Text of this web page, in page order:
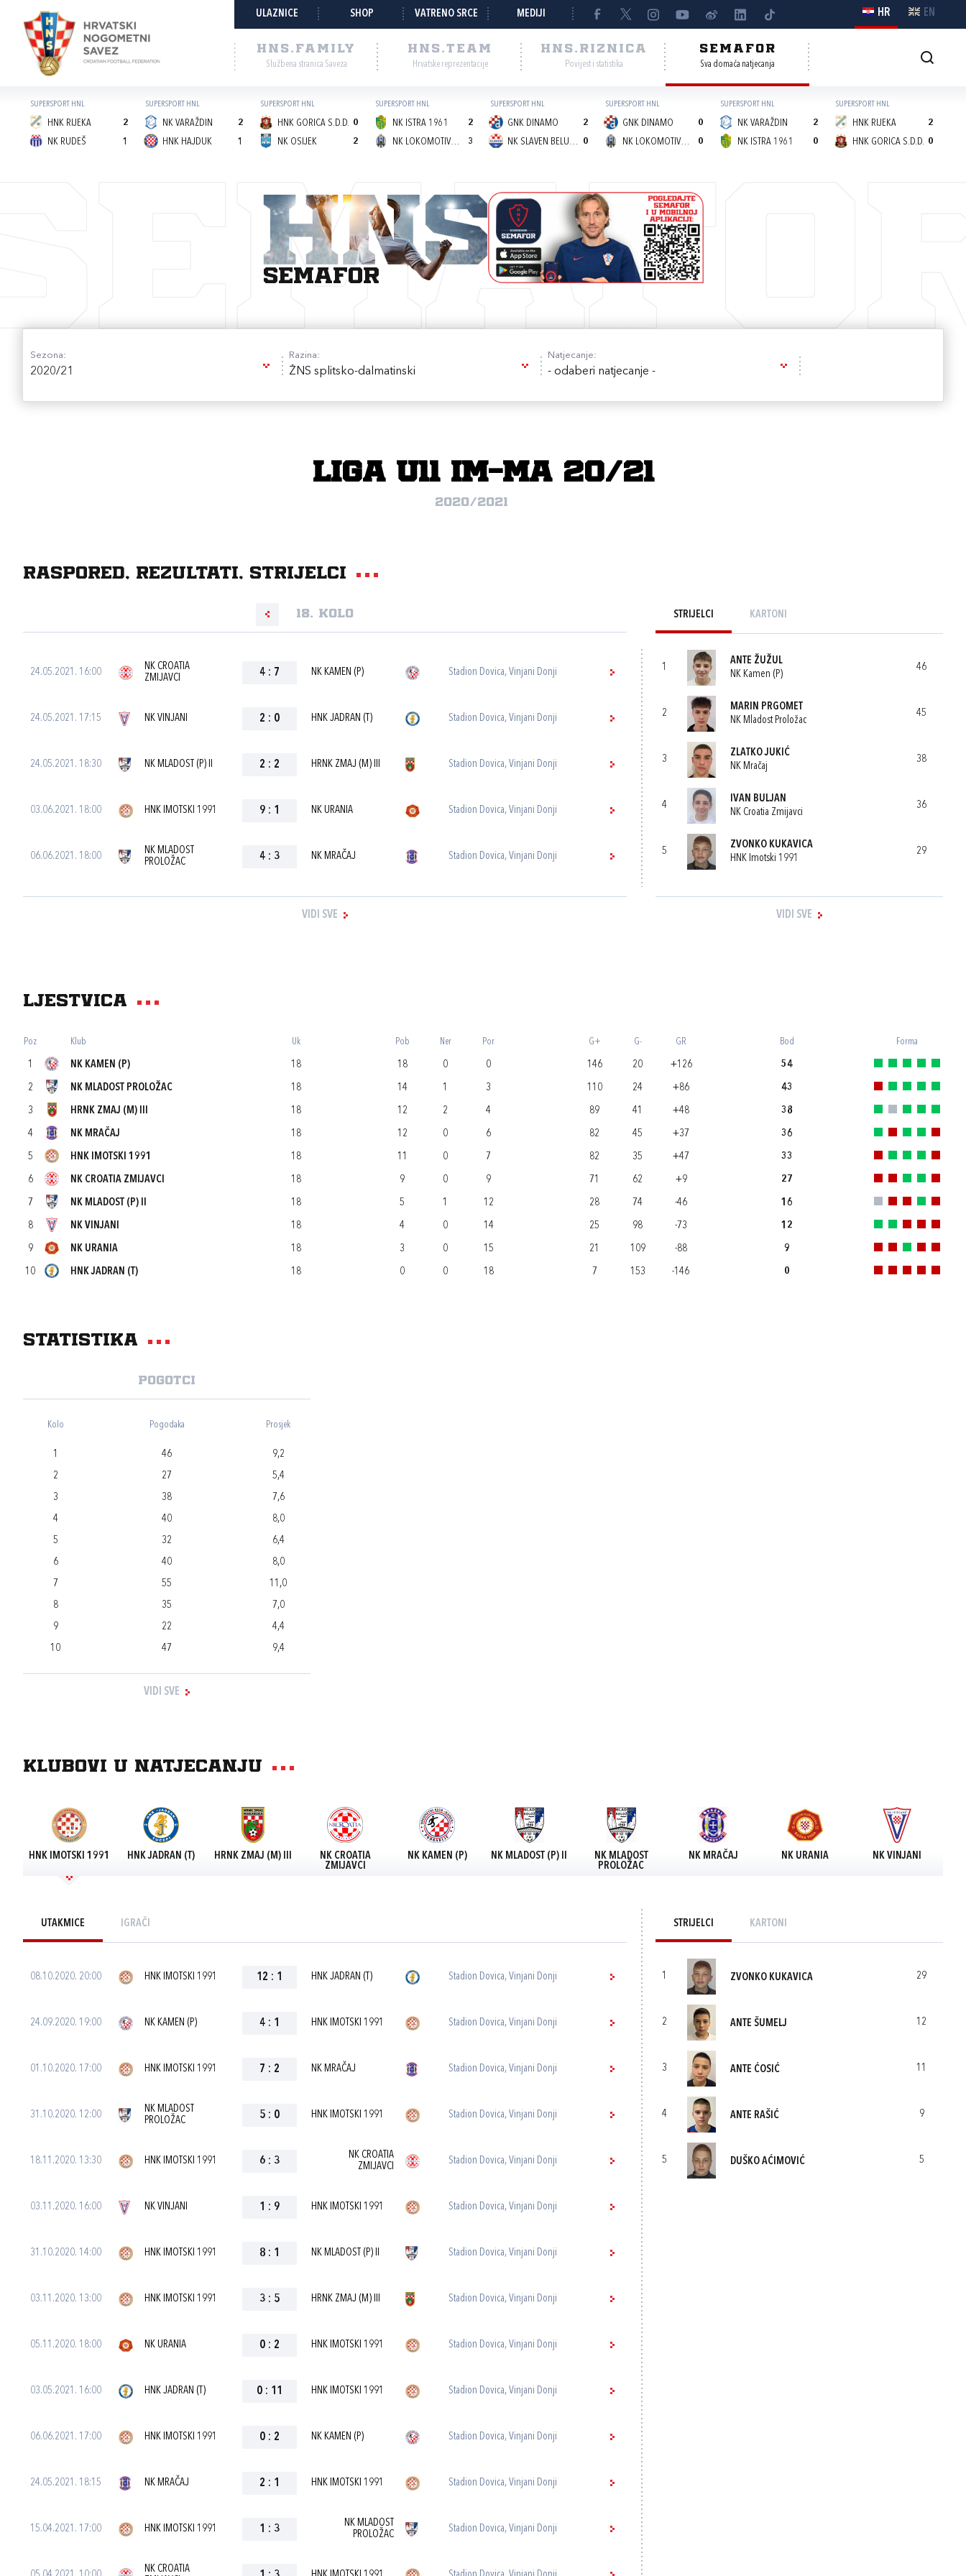
ULAZNICE SHOP VATRENO SRCE MEDIJI HR EN
HNS.FAMILY
Službena stranica Saveza
HNS.TEAM
Hrvatske reprezentacije
HNS.RIZNICA
Povijest i statistika
SEMAFOR
Sva domaća natjecanja
SUPERSPORT HNL
HNK RIJEKA
2
1
NK RUDEŠ
SUPERSPORT HNL
NK VARAŽDIN
2
1
HNK HAJDUK
SUPERSPORT HNL
HNK GORICA S.D.D. 0
2
NK OSIJEK
SUPERSPORT HNL
NK ISTRA 1961
2
3
NK LOKOMOTIVA (Z)
SUPERSPORT HNL
GNK DINAMO
2
0
NK SLAVEN BELUPO
SUPERSPORT HNL
GNK DINAMO
0
0
NK LOKOMOTIVA (Z)
SUPERSPORT HNL
NK VARAŽDIN
2
0
NK ISTRA 1961
SUPERSPORT HNL
HNK RIJEKA
2
0
HNK GORICA S.D.D.
semafor
Sezona:
2020/21
Razina:
ŽNS splitsko-dalmatinski
Natjecanje:
- odaberi natjecanje -
Liga U11 IM-MA 20/21
2020/2021
Raspored, rezultati, strijelci
18. kolo
24.05.2021. 16:00
NK CROATIA
ZMIJAVCI
4 : 7 NK KAMEN (P) Stadion Dovica, Vinjani Donji
24.05.2021. 17:15 NK VINJANI 2 : 0 HNK JADRAN (T) Stadion Dovica, Vinjani Donji
24.05.2021. 18:30 NK MLADOST (P) II 2 : 2 HRNK ZMAJ (M) III Stadion Dovica, Vinjani Donji
03.06.2021. 18:00 HNK IMOTSKI 1991 9 : 1 NK URANIA Stadion Dovica, Vinjani Donji
06.06.2021. 18:00
NK MLADOST
PROLOŽAC
4 : 3 NK MRAČAJ Stadion Dovica, Vinjani Donji
VIDI SVE
STRIJELCI KARTONI
1
ANTE ŽUŽUL
NK Kamen (P)
46
2
MARIN PRGOMET
NK Mladost Proložac
45
3
ZLATKO JUKIĆ
NK Mračaj
38
4
IVAN BULJAN
NK Croatia Zmijavci
36
5
ZVONKO KUKAVICA
HNK Imotski 1991
29
VIDI SVE
Ljestvica
Poz Klub Uk Pob Ner Por G+ G- GR Bod Forma
1 NK KAMEN (P) 18 18 0 0 146 20 +126 54
2 NK MLADOST PROLOŽAC 18 14 1 3 110 24 +86 43
3 HRNK ZMAJ (M) III 18 12 2 4 89 41 +48 38
4 NK MRAČAJ 18 12 0 6 82 45 +37 36
5 HNK IMOTSKI 1991 18 11 0 7 82 35 +47 33
6 NK CROATIA ZMIJAVCI 18 9 0 9 71 62 +9 27
7 NK MLADOST (P) II 18 5 1 12 28 74 -46 16
8 NK VINJANI 18 4 0 14 25 98 -73 12
9 NK URANIA 18 3 0 15 21 109 -88 9
10 HNK JADRAN (T) 18 0 0 18 7 153 -146 0
Statistika
Pogotci
Kolo Pogodaka Prosjek
1 46
9,2
2
27
5,4
3
38
7,6
4
40
8,0
5
32
6,4
6
40
8,0
7
55
11,0
8
35
7,0
9
22
4,4
10
47 9,4
VIDI SVE
Klubovi u natjecanju
HNK IMOTSKI 1991 HNK JADRAN (T) HRNK ZMAJ (M) III
NK CROATIA
ZMIJAVCI
NK KAMEN (P) NK MLADOST (P) II
NK MLADOST
PROLOŽAC
NK MRAČAJ NK URANIA NK VINJANI
UTAKMICE IGRAČI
08.10.2020. 20:00 HNK IMOTSKI 1991 12 : 1 HNK JADRAN (T) Stadion Dovica, Vinjani Donji
24.09.2020. 19:00 NK KAMEN (P) 4 : 1 HNK IMOTSKI 1991 Stadion Dovica, Vinjani Donji
01.10.2020. 17:00 HNK IMOTSKI 1991 7 : 2 NK MRAČAJ Stadion Dovica, Vinjani Donji
31.10.2020. 12:00
NK MLADOST
PROLOŽAC
5 : 0 HNK IMOTSKI 1991 Stadion Dovica, Vinjani Donji
18.11.2020. 13:30 HNK IMOTSKI 1991 6 : 3
NK CROATIA
ZMIJAVCI
Stadion Dovica, Vinjani Donji
03.11.2020. 16:00 NK VINJANI 1 : 9 HNK IMOTSKI 1991 Stadion Dovica, Vinjani Donji
31.10.2020. 14:00 HNK IMOTSKI 1991 8 : 1 NK MLADOST (P) II Stadion Dovica, Vinjani Donji
03.11.2020. 13:00 HNK IMOTSKI 1991 3 : 5 HRNK ZMAJ (M) III Stadion Dovica, Vinjani Donji
05.11.2020. 18:00 NK URANIA 0 : 2 HNK IMOTSKI 1991 Stadion Dovica, Vinjani Donji
03.05.2021. 16:00 HNK JADRAN (T) 0 : 11 HNK IMOTSKI 1991 Stadion Dovica, Vinjani Donji
06.06.2021. 17:00 HNK IMOTSKI 1991 0 : 2 NK KAMEN (P) Stadion Dovica, Vinjani Donji
24.05.2021. 18:15 NK MRAČAJ 2 : 1 HNK IMOTSKI 1991 Stadion Dovica, Vinjani Donji
15.04.2021. 17:00 HNK IMOTSKI 1991 1 : 3
NK MLADOST
PROLOŽAC
Stadion Dovica, Vinjani Donji
NK CROATIA
STRIJELCI KARTONI
1 ZVONKO KUKAVICA 29
2 ANTE ŠUMELJ 12
3 ANTE ĆOSIĆ 11
4 ANTE RAŠIĆ 9
5 DUŠKO AĆIMOVIĆ 5